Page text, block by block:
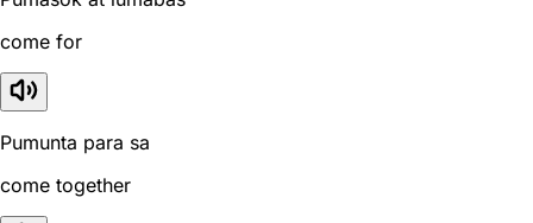
come for
Pumunta para sa
come together